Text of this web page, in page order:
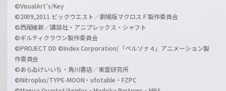
©VisualArt's/Key
©2009,2011 ビックウエスト／劇場版マクロスＦ製作委員会
©西尾維新／講談社・アニプレックス・シャフト
©ギルティクラウン製作委員会
©PROJECT DD ©Index Corporation/「ペルソナ４」アニメーション製
作委員会
©あらゐけいいち・角川書店／東雲研究所
©Nitroplus/TYPE-MOON・ufotable・FZPC